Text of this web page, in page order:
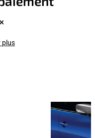
plus